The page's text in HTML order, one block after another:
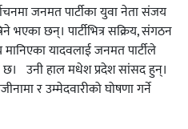
जनमत पार्टीका युवा नेता संजय
भएका छन्। पार्टीभित्र सक्रिय, संगठन
मानिएका यादवलाई जनमत पार्टीले
छ। उनी हाल मधेश प्रदेश सांसद हुन्।
र उम्मेदवारीको घोषणा गर्ने